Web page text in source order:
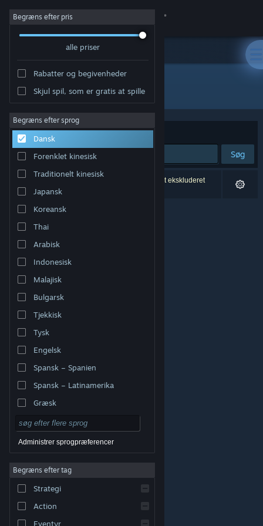
Log på
Om
Support
Skift sprog
Hent Steam-mobilappen
Vis desktop-webside
varemærker tilhører deres respektive indehavere i USA
Tilgængelighed
Refunderinger|
Begræns efter pris
alle priser
Rabatter og begivenheder
Skjul spil, som er gratis at spille
Begræns efter sprog
Dansk
Forenklet kinesisk
Traditionelt kinesisk
Japansk
Koreansk
Thai
Arabisk
Indonesisk
Malajisk
Bulgarsk
Tjekkisk
Tysk
Engelsk
Spansk – Spanien
Spansk – Latinamerika
Græsk
Administrer sprogpræferencer
Begræns efter tag
Strategi
Action
Eventyr
Alle produkter
Sorter efter Relevans
Søg
0 resultater matcher din søgning. 3 titler er blevet ekskluderet
baseret på dine præferencer.